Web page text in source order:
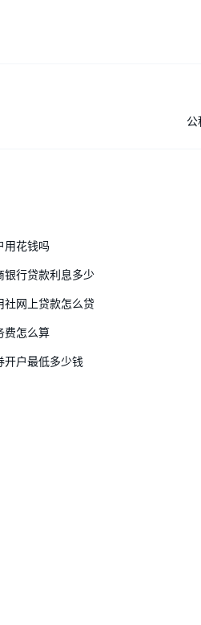
公
用花钱吗
银行贷款利息多少
社网上贷款怎么贷
费怎么算
开户最低多少钱